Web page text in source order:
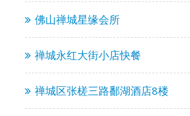
佛山禅城星缘会所
禅城永红大街小店快餐
禅城区张槎三路鄱湖酒店8楼